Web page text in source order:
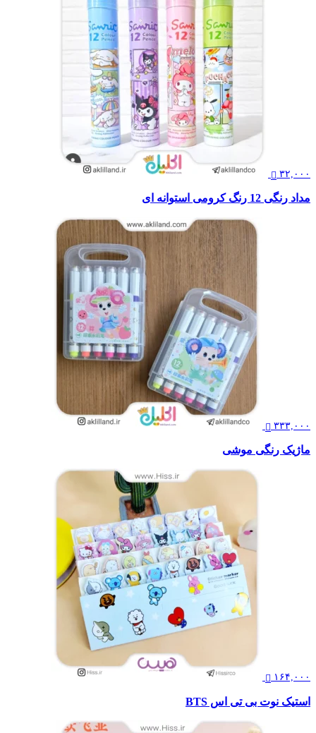
۳۲,۰۰۰
مداد رنگی 12 رنگ کرومی استوانه ای
۳۳۳,۰۰۰
ماژیک رنگی موشی
۱۶۴,۰۰۰
استیک نوت بی تی اس BTS